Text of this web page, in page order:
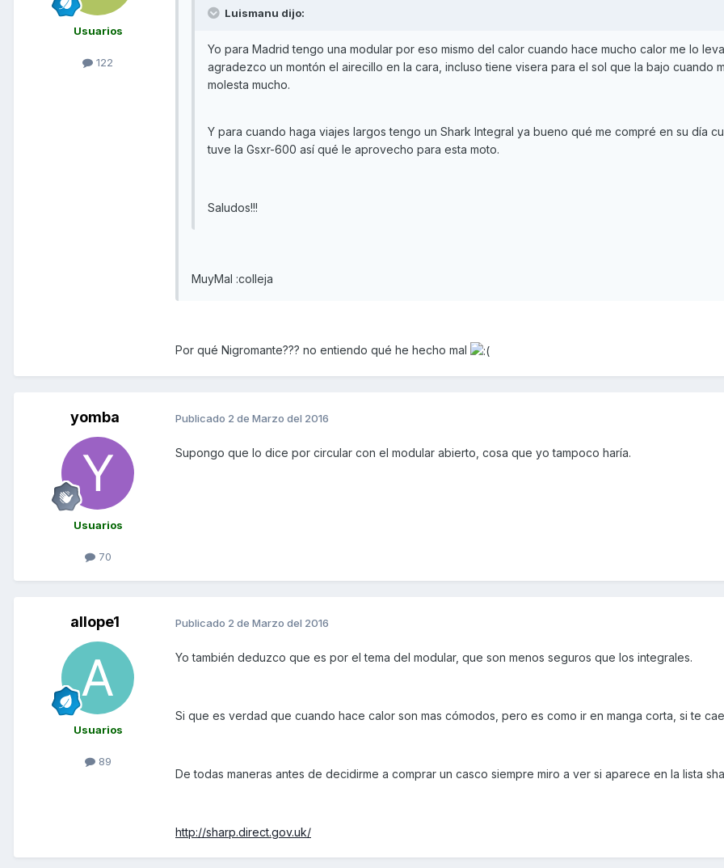
Usuarios
122
Luismanu dijo:
Yo para Madrid tengo una modular por eso mismo del calor cuando hace mucho calor me lo
agradezco un montón el airecillo en la cara, incluso tiene visera para el sol que la bajo cuando
molesta mucho.
Y para cuando haga viajes largos tengo un Shark Integral ya bueno qué me compré en su día
tuve la Gsxr-600 así qué le aprovecho para esta moto.
Saludos!!!
MuyMal :colleja
Por qué Nigromante??? no entiendo qué he hecho mal
yomba
Usuarios
70
Publicado 2 de Marzo del 2016
Supongo que lo dice por circular con el modular abierto, cosa que yo tampoco haría.
allope1
Usuarios
89
Publicado 2 de Marzo del 2016
Yo también deduzco que es por el tema del modular, que son menos seguros que los integrales.
Si que es verdad que cuando hace calor son mas cómodos, pero es como ir en manga corta, si te
De todas maneras antes de decidirme a comprar un casco siempre miro a ver si aparece en la lista
http://sharp.direct.gov.uk/